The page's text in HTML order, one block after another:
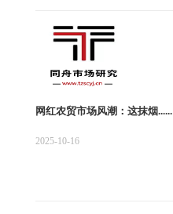
网红农贸市场风潮：这抹烟......
2025-10-16